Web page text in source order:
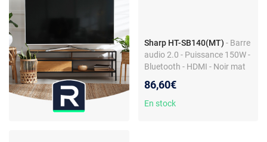
Sharp HT-SB140(MT) - Barre
audio 2.0 - Puissance 150W -
Bluetooth - HDMI - Noir mat
86,60€
En stock